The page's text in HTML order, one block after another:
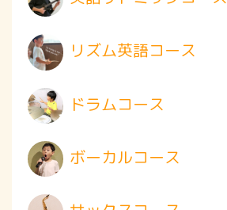
リズム英語コース
ドラムコース
ボーカルコース